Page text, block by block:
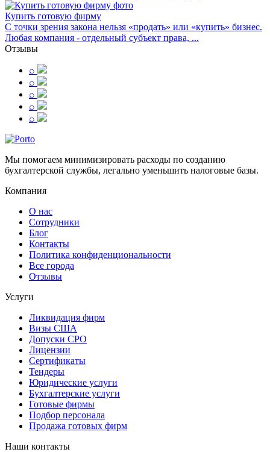
Купить готовую фирму
С точки зрения закона нельзя «продать» или «купить» бизнес.
Любая компания - отдельный субъект права, ...
Отзывы
⌕
⌕
⌕
⌕
⌕
Мы помогаем минимизировать расходы по созданию
бухгалтерской службы, легально уменьшить налоговые базы.
Компания
О нас
Сотрудники
Блог
Контакты
Политика конфиденциональности
Все города
Отзывы
Услуги
Ликвидация фирм
Визы США
Допуски СРО
Лицензии
Сертификаты
Тендеры
Юридические услуги
Бухгалтерские услуги
Готовые фирмы
Подбор персонала
Продажа готовых фирм
Наши контакты